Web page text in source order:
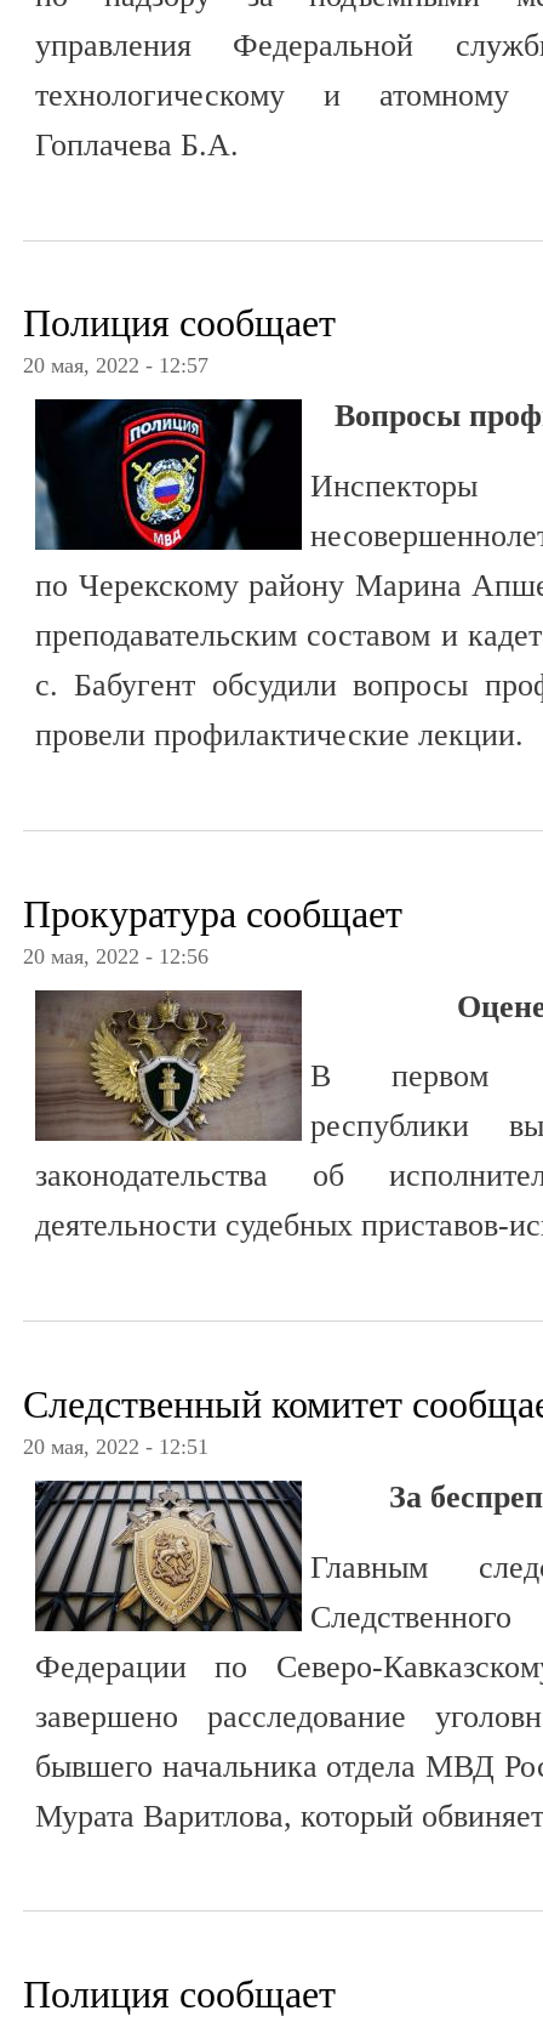
управления Федеральной
технологическому и атомному
Гоплачева Б.А.
Полиция сообщает
20 мая, 2022 - 12:57
Вопросы
по Черекскому району Марина
преподавательским составом и
с. Бабугент обсудили вопросы
провели профилактические лекции.
Прокуратура сообщает
20 мая, 2022 - 12:56
В первом
республики
законодательства об
деятельности судебных приставов-
Следственный комитет
20 мая, 2022 - 12:51
За
Главным
Федерации по Северо-
завершено расследование
бывшего начальника отдела МВД
Мурата Варитлова, который
Полиция сообщает